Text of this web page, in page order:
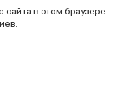
сайта в этом браузере